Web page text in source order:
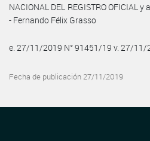
NACIONAL DEL REGISTRO OFICIAL
- Fernando Félix Grasso
e. 27/11/2019 N° 91451/19 v. 27/11/
Fecha de publicación 27/11/2019